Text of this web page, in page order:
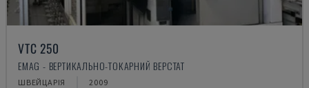
VTC 250
EMAG - ВЕРТИКАЛЬНО-ТОКАРНИЙ ВЕРСТАТ
ШВЕЙЦАРІЯ 2009